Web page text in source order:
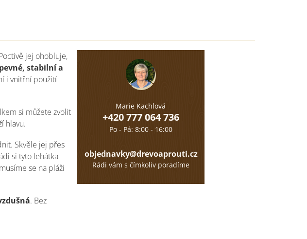
jej ohobluje,
pevné, stabilní a
i vnitřní použití
si můžete zvolit
hlavu.
Skvěle jej přes
si tyto lehátka
se na pláži
. Bez
Marie Kachlová
+420 777 064 736
Po - Pá: 8:00 - 16:00
objednavky@drevoaprouti.cz
Rádi vám s čímkoliv poradíme